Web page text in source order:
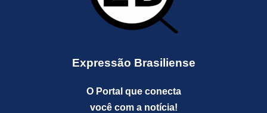
Expressão Brasiliense
O Portal que conecta
você com a notícia!